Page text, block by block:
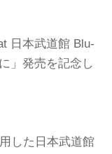
日本武道館 Blu-
」発売を記念し
した日本武道館